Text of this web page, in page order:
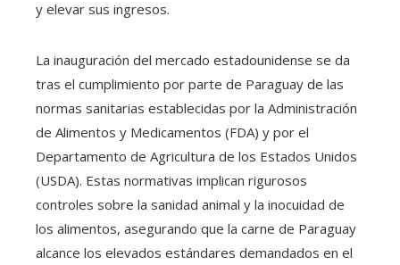
y elevar sus ingresos.
La inauguración del mercado estadounidense se da
tras el cumplimiento por parte de Paraguay de las
normas sanitarias establecidas por la Administración
de Alimentos y Medicamentos (FDA) y por el
Departamento de Agricultura de los Estados Unidos
(USDA). Estas normativas implican rigurosos
controles sobre la sanidad animal y la inocuidad de
los alimentos, asegurando que la carne de Paraguay
alcance los elevados estándares demandados en el